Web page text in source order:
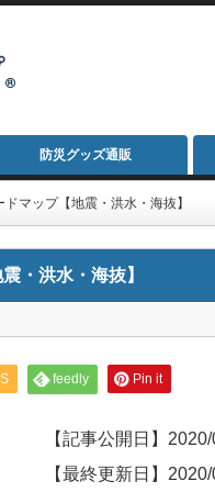
防災グッズ通販
マップ【地震・洪水・海抜】
・洪水・海抜】
feedly Pin it
【記事公開日】
【最終更新日】